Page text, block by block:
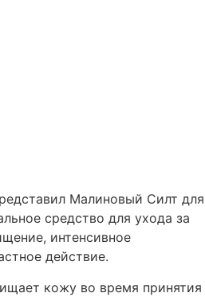
Малиновый Силт для
средство для ухода за
интенсивное
действие.
кожу во время принятия